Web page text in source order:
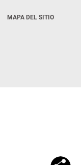
MAPA DEL SITIO